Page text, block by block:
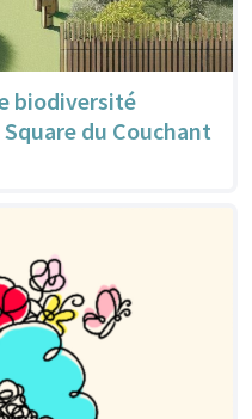
biodiversité
du Couchant